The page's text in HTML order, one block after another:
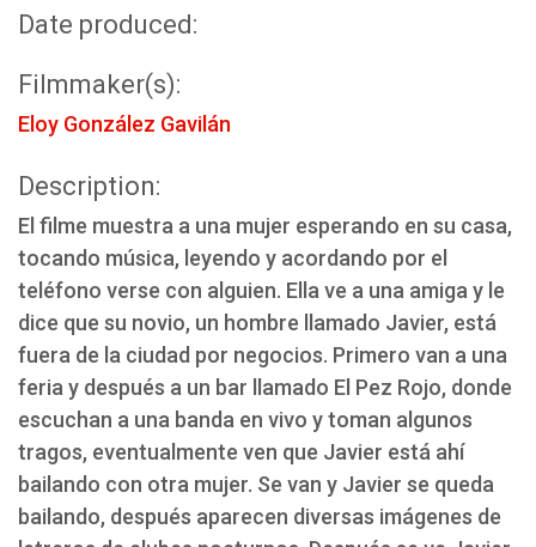
Date produced:
Filmmaker(s):
Eloy González Gavilán
Description:
El filme muestra a una mujer esperando en su casa,
tocando música, leyendo y acordando por el
teléfono verse con alguien. Ella ve a una amiga y le
dice que su novio, un hombre llamado Javier, está
fuera de la ciudad por negocios. Primero van a una
feria y después a un bar llamado El Pez Rojo, donde
escuchan a una banda en vivo y toman algunos
tragos, eventualmente ven que Javier está ahí
bailando con otra mujer. Se van y Javier se queda
bailando, después aparecen diversas imágenes de